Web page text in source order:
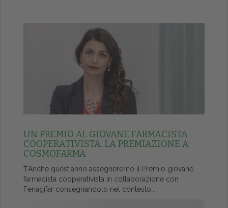
UN PREMIO AL GIOVANE FARMACISTA
COOPERATIVISTA. LA PREMIAZIONE A
COSMOFARMA
ŤAnche quest'anno assegneremo il Premio giovane
farmacista cooperativista in collaborazione con
Fenagifar consegnandolo nel contesto...